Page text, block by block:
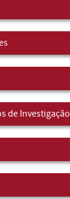
de Investigação